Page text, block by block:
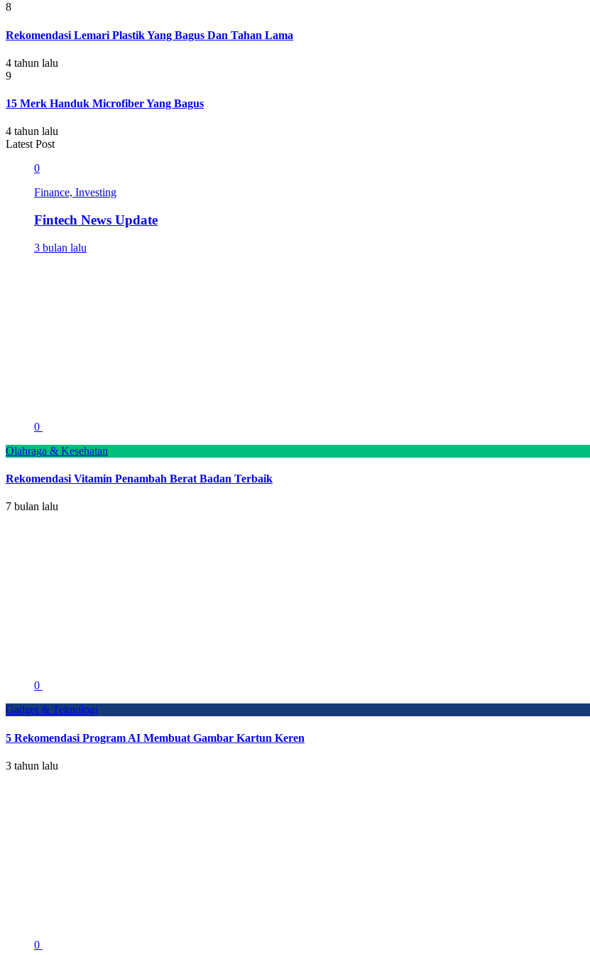
8
Rekomendasi Lemari Plastik Yang Bagus Dan Tahan Lama
4 tahun lalu
9
15 Merk Handuk Microfiber Yang Bagus
4 tahun lalu
Latest Post
0
Finance, Investing
Fintech News Update
3 bulan lalu
0
Olahraga & Kesehatan
Rekomendasi Vitamin Penambah Berat Badan Terbaik
7 bulan lalu
0
Gadget & Teknologi
5 Rekomendasi Program AI Membuat Gambar Kartun Keren
3 tahun lalu
0